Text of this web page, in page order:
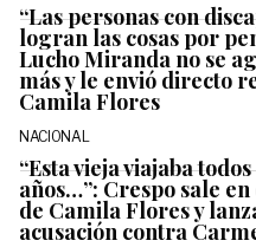
“Las personas con
logran las cosas por
Lucho Miranda no se
más y le envió directo
Camila Flores
NACIONAL
“Esta vieja viajaba
años…”: Crespo sale
de Camila Flores y
acusación contra